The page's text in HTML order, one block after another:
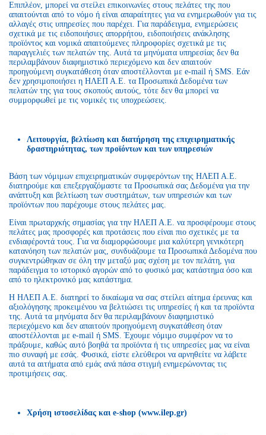
Επιπλέον, μπορεί να στείλει επικοινωνίες στους πελάτες της που
απαιτούνται από το νόμο ή είναι απαραίτητες για να ενημερωθούν για τις
αλλαγές στις υπηρεσίες που παρέχει. Για παράδειγμα, ενημερώσεις
σχετικά με τις ειδοποιήσιες απορρήτου, ειδοποιήσεις ανάκλησης
προϊόντος και νομικά απαιτούμενες πληροφορίες σχετικά με τις
παραγγελιές των πελατών της. Αυτά τα μηνύματα υπηρεσίας δεν θα
περιλαμβάνουν διαφημιστικό περιεχόμενο και δεν απαιτούν
προηγούμενη συγκατάθεση όταν αποστέλλονται με e-mail ή SMS. Εάν
δεν χρησιμοποιήσει η ΗΛΕΠ Α.Ε. τα Προσωπικά Δεδομένα των
πελατών της για τους σκοπούς αυτούς, τότε δεν θα μπορεί να
συμμορφωθεί με τις νομικές τις υποχρεώσεις.
Λειτουργία, βελτίωση και διατήρηση της επιχειρηματικής
δραστηριότητας, των προϊόντων και των υπηρεσιών
Βάση των νόμιμων επιχειρηματικών συμφερόντων της ΗΛΕΠ Α.Ε.
διατηρούμε και επεξεργαζόμαστε τα Προσωπικά σας Δεδομένα για την
ανάπτυξη και βελτίωση των συστημάτων, των υπηρεσιών και των
προϊόντων που παρέχουμε στους πελάτες μας.
Είναι πρωταρχκής σημασίας για την ΗΛΕΠ Α.Ε. να προσφέρουμε στους
πελάτες μας προσφορές και προτάσεις που είναι πιο σχετικές με τα
ενδιαφέροντά τους. Για να διαμορφώσουμε μια καλύτερη γενικότερη
κατανόηση των πελατών μας, συνδυάζουμε τα Προσωπικά Δεδομένα που
συγκεντρώθηκαν σε όλη την μεταξύ μας σχέση με τον πελάτη, για
παράδειγμα το ιστορικό αγορών από το φυσικό μας κατάστημα όσο και
από το ηλεκτρονικό μας κατάστημα.
Η ΗΛΕΠ Α.Ε. διατηρεί το δικαίωμα να σας στείλει αίτημα έρευνας και
αξιολόγησης προκειμένου να βελτιώσει τις υπηρεσίες ή και τα προϊόντα
της. Αυτά τα μηνύματα δεν θα περιλαμβάνουν διαφημιστικό
περιεχόμενο και δεν απαιτούν προηγούμενη συγκατάθεση όταν
αποστέλλονται με e-mail ή SMS. Έχουμε νόμιμο συμφέρον να το
πράξουμε, καθώς αυτό βοηθά τα προϊόντα ή τις υπηρεσίες μας να είναι
πιο συναφή με εσάς. Φυσικά, είστε ελεύθεροι να αρνηθείτε να λάβετε
αυτά τα αιτήματα από εμάς ανά πάσα στιγμή ενημερώνοντας τις
προτιμήσεις σας.
Χρήση ιστοσελίδας και e-shop (www.ilep.gr)